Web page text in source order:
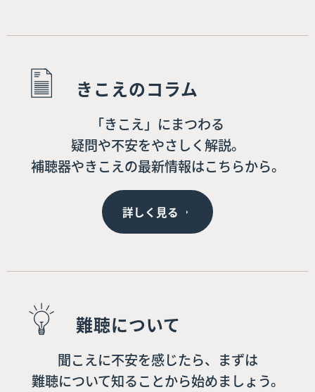
きこえのコラム
「きこえ」にまつわる
疑問や不安をやさしく解説。
補聴器やきこえの最新情報はこちらから。
詳しく見る
難聴について
聞こえに不安を感じたら、まずは
難聴について知ることから始めましょう。